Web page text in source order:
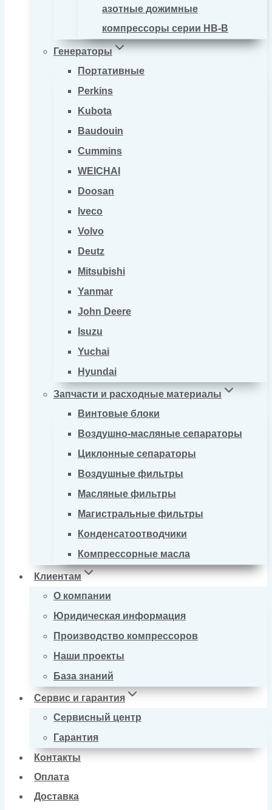
азотные дожимные
компрессоры серии HB-B
Генераторы
Портативные
Perkins
Kubota
Baudouin
Cummins
WEICHAI
Doosan
Iveco
Volvo
Deutz
Mitsubishi
Yanmar
John Deere
Isuzu
Yuchai
Hyundai
Запчасти и расходные материалы
Винтовые блоки
Воздушно-масляные сепараторы
Циклонные сепараторы
Воздушные фильтры
Масляные фильтры
Магистральные фильтры
Конденсатоотводчики
Компрессорные масла
Клиентам
О компании
Юридическая информация
Производство компрессоров
Наши проекты
База знаний
Сервис и гарантия
Сервисный центр
Гарантия
Контакты
Оплата
Доставка